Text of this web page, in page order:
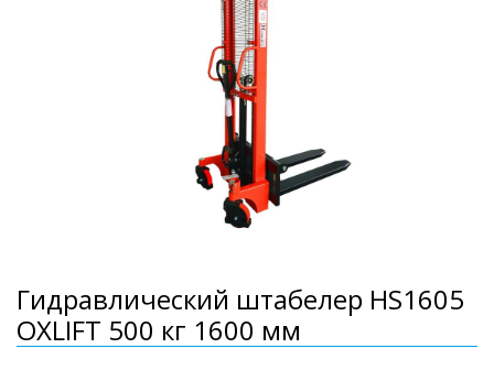
Гидравлический штабелер HS1605
OXLIFT 500 кг 1600 мм